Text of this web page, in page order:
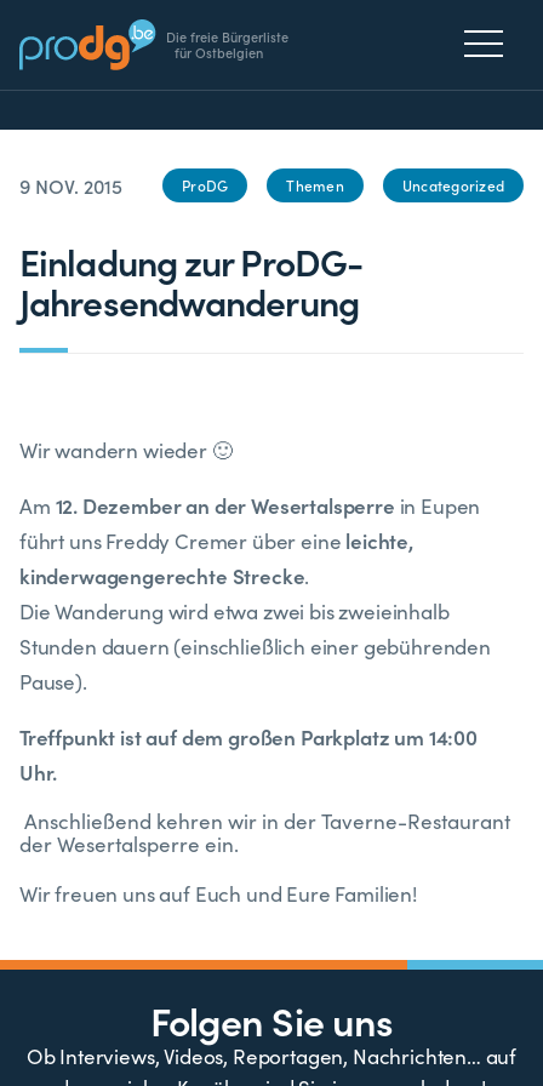
Die freie Bürgerliste
für Ostbelgien
9 NOV. 2015 ProDG Themen Uncategorized
Einladung zur ProDG-
Jahresendwanderung
Wir wandern wieder 🙂
Am 12. Dezember an der Wesertalsperre in Eupen
führt uns Freddy Cremer über eine leichte,
kinderwagengerechte Strecke.
Die Wanderung wird etwa zwei bis zweieinhalb
Stunden dauern (einschließlich einer gebührenden
Pause).
Treffpunkt ist auf dem großen Parkplatz um 14:00
Uhr.
Anschließend kehren wir in der Taverne-Restaurant
der Wesertalsperre ein.
Wir freuen uns auf Euch und Eure Familien!
Folgen Sie uns
Ob Interviews, Videos, Reportagen, Nachrichten… auf